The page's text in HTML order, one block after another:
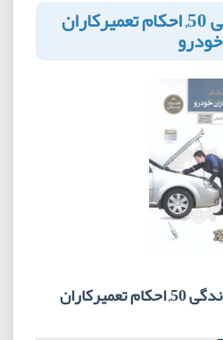
کتاب فقه و زندگی 50, احکام تعمیرکاران
خودرو
مشخصات کتاب فقه و زندگی 50, احکام تعمیرکاران